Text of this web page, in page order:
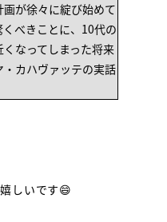
が徐々に綻び始めて
くべきことに、10代の
なってしまった将来
カハヴァッテの実話
しいです😄